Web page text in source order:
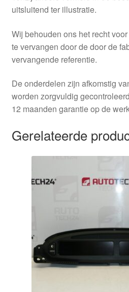
uitsluitend ter illustratie.
Wij behouden ons het recht
te vervangen door de door de
vervangende referentie.
De onderdelen zijn afkomstig
worden zorgvuldig
12 maanden garantie op de
Gerelateerde